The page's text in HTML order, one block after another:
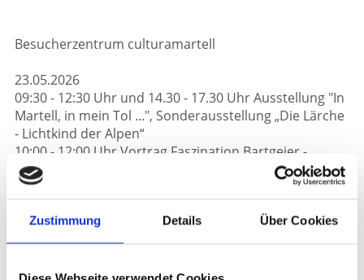
Zustimmung Details Über Cookies
Besucherzentrum culturamartell
23.05.2026
09:30 - 12:30 Uhr und 14.30 - 17.30 Uhr Ausstellung "In
Martell, in mein Tol ...", Sonderausstellung „Die Lärche
- Lichtkind der Alpen“
10:00 - 12:00 Uhr Vortrag Faszination Bartgeier -
Connected by Nature von Hausleiter Florian Felderer
13:00 - 14:00 Uhr Bartgeierbeobachtung Hintermartell
16:00 - 17:00 Uhr Tag der offenen Tür „Südtiroler
Erdbeerwelt“ mit Produktverkostung und Vorstellung
Innovationen im Erdbeeranbau